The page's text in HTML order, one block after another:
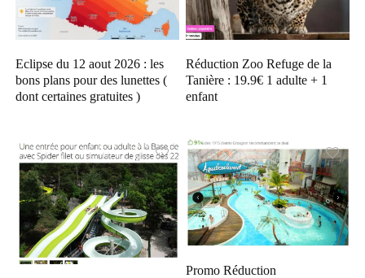
Eclipse du 12 aout 2026 : les
bons plans pour des lunettes (
dont certaines gratuites )
Réduction Zoo Refuge de la
Tanière : 19.9€ 1 adulte + 1
enfant
Promo Réduction